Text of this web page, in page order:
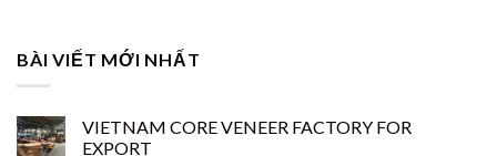
BÀI VIẾT MỚI NHẤT
VIETNAM CORE VENEER FACTORY FOR
EXPORT